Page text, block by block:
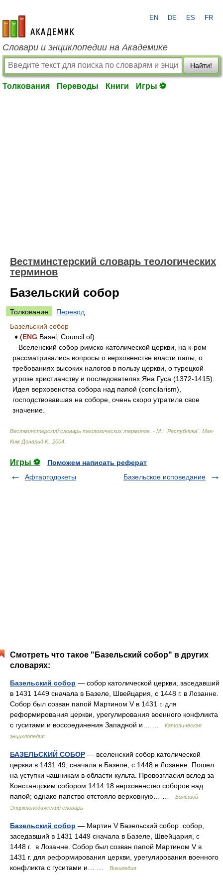
academic.ru
EN DE ES FR
Словари и энциклопедии на Академике
Найти!
Толкования Переводы Книги Игры ⚽
Вестминстерский словарь теологических
терминов
Базельский собор
Толкование
Перевод
Базельский собор
♦ (ENG Basel, Council of)
Вселенский собор римско-католической церкви, на к-ром
рассматривались вопросы о верховенстве власти папы, о
требованиях высоких налогов в пользу церкви, о турецкой
угрозе христианству и последователях Яна Гуса (1372-1415).
Идея верховенства собора над папой (concilarism),
господствовавшая на соборе, очень скоро утратила свое
значение.
Вестминстерский словарь теологических терминов. - М.: "Республика". Мак-
Ким Дональд К.
2004
Игры ⚽
Поможем написать реферат
Афтартодокеты
Базельское исповедание
Смотреть что такое "Базельский собор" в других
словарях:
Базельский собор — собор католической церкви, заседавший
в 1431 1449 сначала в Базеле, Швейцария, с 1448 г. в Лозанне.
Собор был созван папой Мартином V в 1431 г. для
реформирования церкви, урегулирования военного конфликта
с гуситами и воссоединения Западной и… …
Католическая
энциклопедия
БАЗЕЛЬСКИЙ СОБОР — вселенский собор католической
церкви в 1431 49, сначала в Базеле, с 1448 в Лозанне. Пошел
на уступки чашникам в области культа. Провозгласил вслед за
Констанцским собором 1414 18 верховенство соборов над
папой; однако папство отстояло верховную… …
Большой
Энциклопедический словарь
Базельский собор — Мартин V Базельский собор собор,
заседавший в 1431 1449 сначала в Базеле, Швейцария, с
1448 г. в Лозанне. Собор был созван папой Мартином V в
1431 г. для реформирования церкви, урегулирования военного
конфликта с гуситами и… …
Википедия